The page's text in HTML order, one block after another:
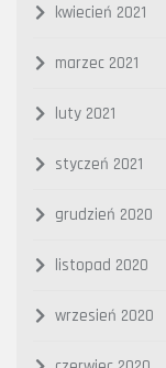
kwiecień 2021
marzec 2021
luty 2021
styczeń 2021
grudzień 2020
listopad 2020
wrzesień 2020